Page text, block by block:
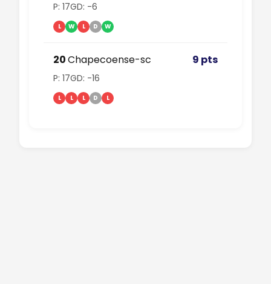
P: 17GD: -6
L W L D W
20Chapecoense-sc 9 pts
P: 17GD: -16
L L L D L